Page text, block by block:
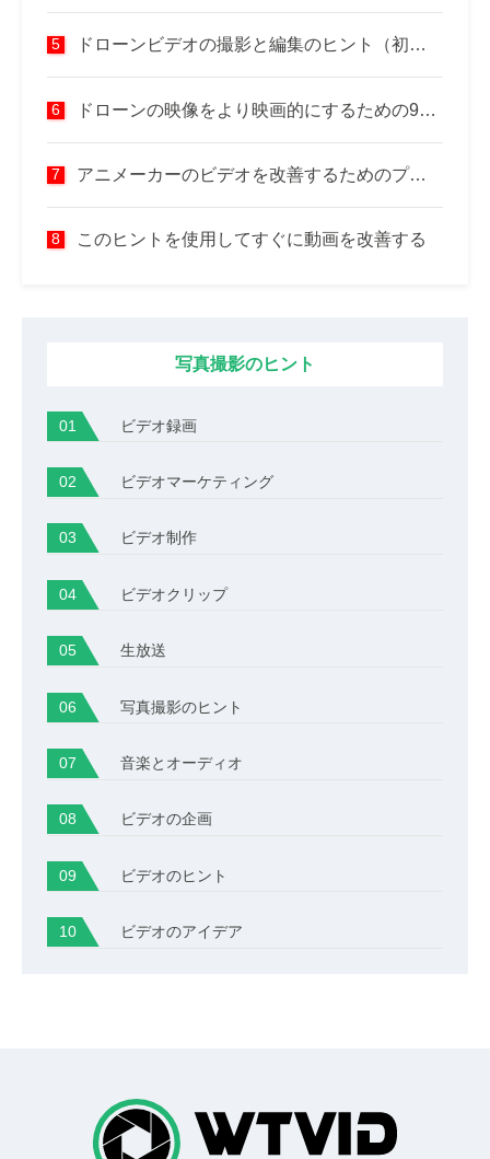
ドローンビデオの撮影と編集のヒント（初心者向けガイド）
ドローンの映像をより映画的にするための9つのヒント
アニメーカーのビデオを改善するためのプロのハックとヒント!
このヒントを使用してすぐに動画を改善する
写真撮影のヒント
ビデオ録画
ビデオマーケティング
ビデオ制作
ビデオクリップ
生放送
写真撮影のヒント
音楽とオーディオ
ビデオの企画
ビデオのヒント
ビデオのアイデア